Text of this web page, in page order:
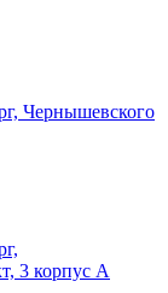
Чернышевского
3 корпус А